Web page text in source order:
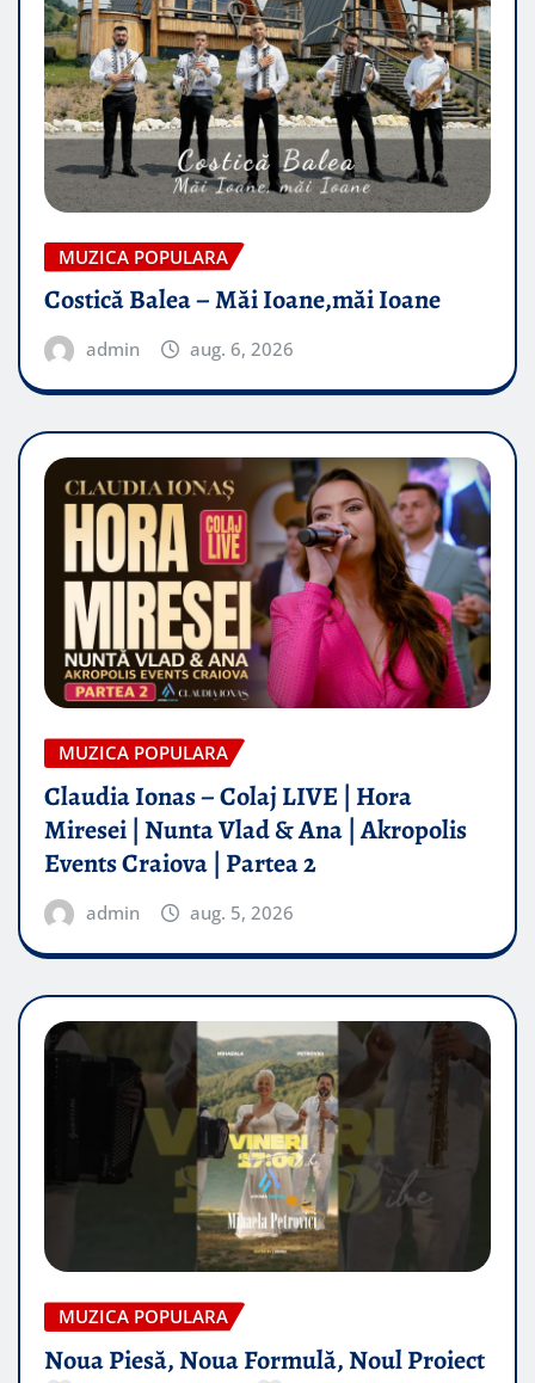
MUZICA POPULARA
Costică Balea – Măi Ioane,măi Ioane
admin aug. 6, 2026
MUZICA POPULARA
Claudia Ionas – Colaj LIVE | Hora
Miresei | Nunta Vlad & Ana | Akropolis
Events Craiova | Partea 2
admin aug. 5, 2026
MUZICA POPULARA
Noua Piesă, Noua Formulă, Noul Proiect